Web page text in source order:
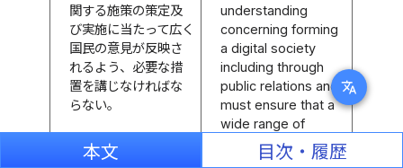
translate
関する施策の策定及
び実施に当たって広く
国民の意見が反映さ
れるよう、必要な措
置を講じなければな
らない。
understanding
concerning forming
a digital society
including through
public relations and
must ensure that a
wide range of
citizens' opinions
are reflected in
本文 目次・履歴